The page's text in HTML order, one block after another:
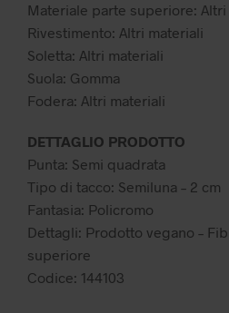
Materiale parte superiore:
Rivestimento: Altri materiali
Soletta: Altri materiali
Suola: Gomma
Fodera: Altri materiali
DETTAGLIO PRODOTTO
Punta: Semi quadrata
Tipo di tacco: Semiluna – 2 cm
Fantasia: Policromo
Dettagli: Prodotto vegano –
superiore
Codice: 144103